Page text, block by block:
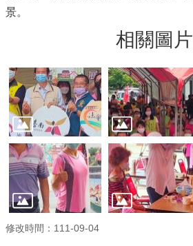
景。
相關圖片
修改時間：111-09-04